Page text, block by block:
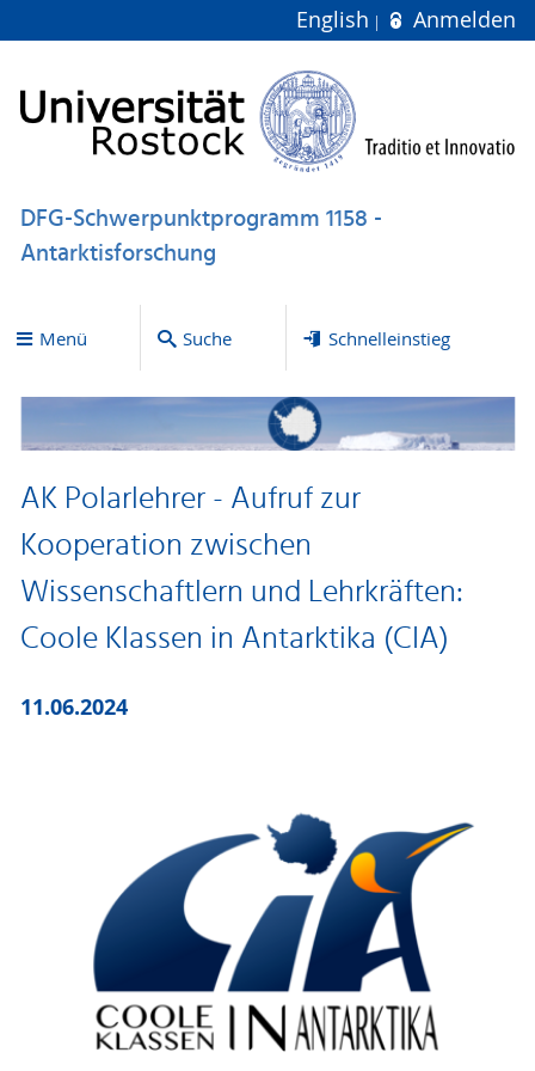
English Anmelden
DFG-Schwerpunktprogramm 1158 -
Antarktisforschung
Menü Suche Schnelleinstieg
AK Polarlehrer - Aufruf zur
Kooperation zwischen
Wissenschaftlern und Lehrkräften:
Coole Klassen in Antarktika (CIA)
11.06.2024